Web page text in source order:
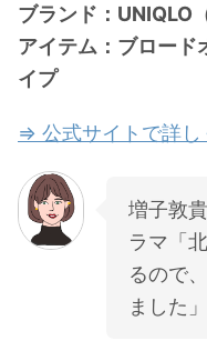
ブランド：UNIQLO
アイテム：ブロード
イプ
⇒ 公式サイトで詳し
増子敦
ラマ「
るので
ました